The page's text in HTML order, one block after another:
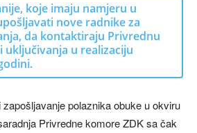
koje imaju namjeru u
nove radnike za
da kontaktiraju Privrednu
uključivanja u realizaciju
polaznika obuke u okviru
Privredne komore ZDK sa čak